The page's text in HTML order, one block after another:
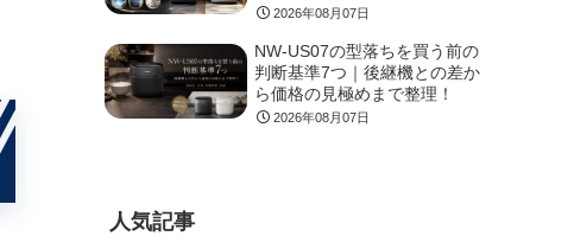
2026年08月07日
NW-US07の型落ちを買う前の
判断基準7つ｜後継機との差か
ら価格の見極めまで整理！
2026年08月07日
人気記事